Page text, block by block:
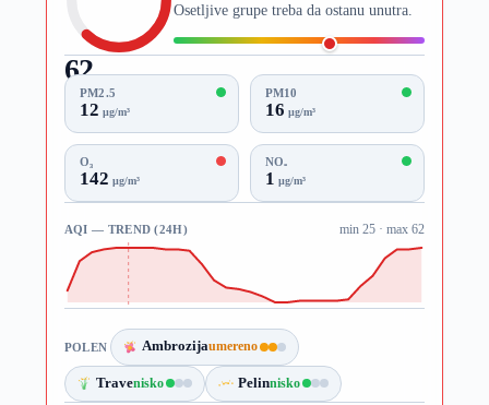
62
AQI
Osetljive grupe treba da ostanu unutra.
PM2.5
12 µg/m³
PM10
16 µg/m³
O₃
142 µg/m³
NO₂
1 µg/m³
AQI — TREND (24H) min 25 · max 62
POLEN Ambrozijaumereno
Travenisko Pelinnisko